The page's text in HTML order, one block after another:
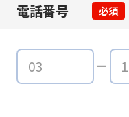
電話番号 必須